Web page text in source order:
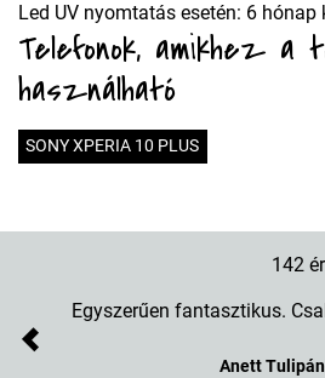
Led UV nyomtatás esetén: 6
Telefonok, amikhez a
használható
SONY XPERIA 10 PLUS
142
Egyszerűen fantasztikus.
Anett Tulipán
Previous